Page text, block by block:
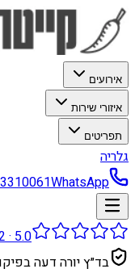
אירועים
איזורי שירות
תפריטים
גלריה
WhatsApp
5.0
·
בד״ץ יורה דעה